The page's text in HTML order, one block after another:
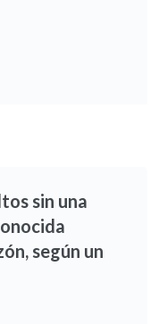
sin una
según un